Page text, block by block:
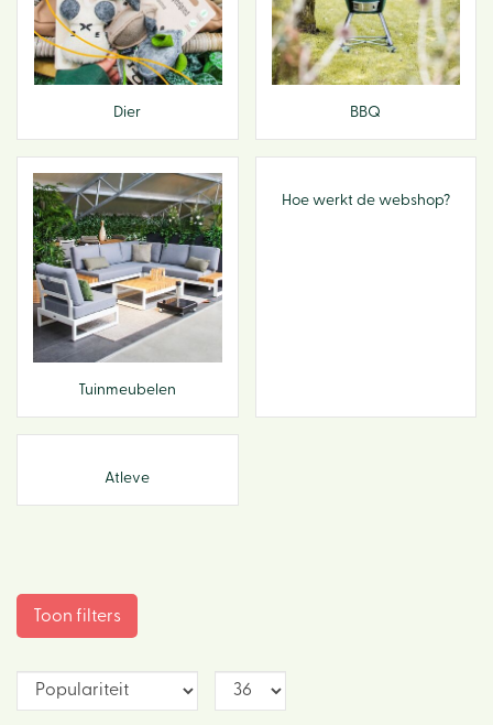
Dier BBQ
Tuinmeubelen
Hoe werkt de webshop?
Atleve
Toon filters